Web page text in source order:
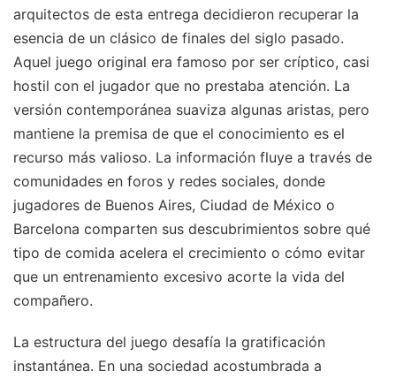
arquitectos de esta entrega decidieron recuperar la
esencia de un clásico de finales del siglo pasado.
Aquel juego original era famoso por ser críptico, casi
hostil con el jugador que no prestaba atención. La
versión contemporánea suaviza algunas aristas, pero
mantiene la premisa de que el conocimiento es el
recurso más valioso. La información fluye a través de
comunidades en foros y redes sociales, donde
jugadores de Buenos Aires, Ciudad de México o
Barcelona comparten sus descubrimientos sobre qué
tipo de comida acelera el crecimiento o cómo evitar
que un entrenamiento excesivo acorte la vida del
compañero.
La estructura del juego desafía la gratificación
instantánea. En una sociedad acostumbrada a